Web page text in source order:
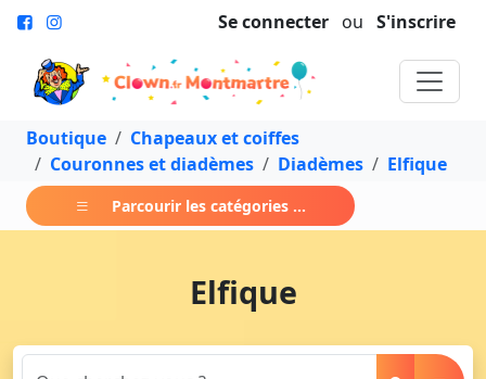
Se connecter ou S'inscrire
Boutique
Chapeaux et coiffes
Couronnes et diadèmes
Diadèmes Elfique
Parcourir les catégories ...
Elfique